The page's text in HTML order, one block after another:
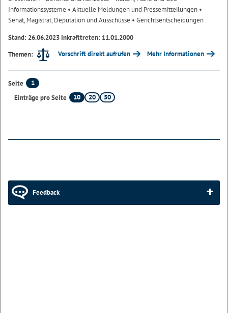
Informationssysteme • Aktuelle Meldungen und Pressemitteilungen •
Senat, Magistrat, Deputation und Ausschüsse • Gerichtsentscheidungen
Stand: 26.06.2023 Inkrafttreten: 11.01.2000
Themen:
Vorschrift direkt aufrufen Mehr Informationen
Seite
1
Einträge pro Seite
10 20 50
Feedback